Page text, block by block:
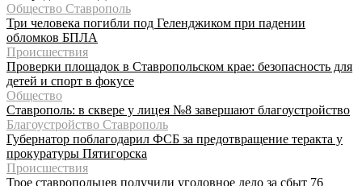
Общество Ставрополь
Три человека погибли под Геленджиком при падении
обломков БПЛА
Происшествия
Проверки площадок в Ставропольском крае: безопасность для
детей и спорт в фокусе
Общество
Ставрополь: в сквере у лицея №8 завершают благоустройство
Благоустройство Ставрополь
Губернатор поблагодарил ФСБ за предотвращение теракта у
прокуратуры Пятигорска
Происшествия
Трое ставропольцев получили уголовное дело за сбыт 76